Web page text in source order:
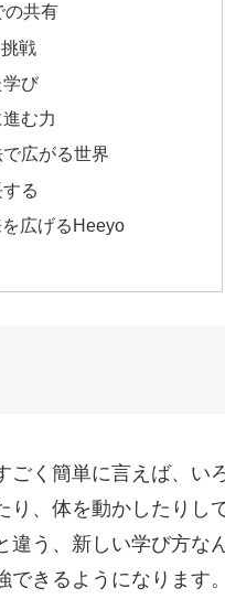
の共有
戦
び
む力
広がる世界
る
広げるHeeyo
く簡単に言えば、い
、体を動かしたりし
う、新しい学び方な
きるようになります。